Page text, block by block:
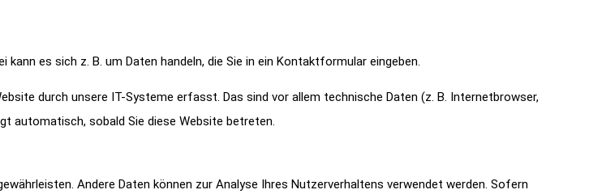
es sich z. B. um Daten handeln, die Sie in ein Kontaktformular eingeben.
durch unsere IT-Systeme erfasst. Das sind vor allem technische Daten (z. B. Internetbrowser,
automatisch, sobald Sie diese Website betreten.
Andere Daten können zur Analyse Ihres Nutzerverhaltens verwendet werden. Sofern